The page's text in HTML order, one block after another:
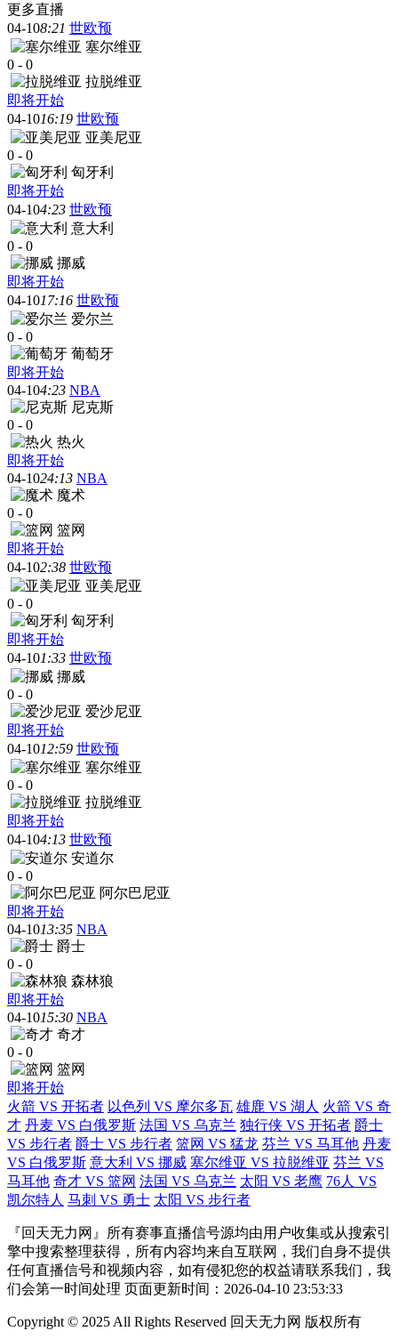
更多直播
04-108:21 世欧预
塞尔维亚
0 - 0
拉脱维亚
即将开始
04-1016:19 世欧预
亚美尼亚
0 - 0
匈牙利
即将开始
04-104:23 世欧预
意大利
0 - 0
挪威
即将开始
04-1017:16 世欧预
爱尔兰
0 - 0
葡萄牙
即将开始
04-104:23 NBA
尼克斯
0 - 0
热火
即将开始
04-1024:13 NBA
魔术
0 - 0
篮网
即将开始
04-102:38 世欧预
亚美尼亚
0 - 0
匈牙利
即将开始
04-101:33 世欧预
挪威
0 - 0
爱沙尼亚
即将开始
04-1012:59 世欧预
塞尔维亚
0 - 0
拉脱维亚
即将开始
04-104:13 世欧预
安道尔
0 - 0
阿尔巴尼亚
即将开始
04-1013:35 NBA
爵士
0 - 0
森林狼
即将开始
04-1015:30 NBA
奇才
0 - 0
篮网
即将开始
火箭 VS 开拓者 以色列 VS 摩尔多瓦 雄鹿 VS 湖人 火箭 VS 奇
才 丹麦 VS 白俄罗斯 法国 VS 乌克兰 独行侠 VS 开拓者 爵士
VS 步行者 爵士 VS 步行者 篮网 VS 猛龙 芬兰 VS 马耳他 丹麦
VS 白俄罗斯 意大利 VS 挪威 塞尔维亚 VS 拉脱维亚 芬兰 VS
马耳他 奇才 VS 篮网 法国 VS 乌克兰 太阳 VS 老鹰 76人 VS
凯尔特人 马刺 VS 勇士 太阳 VS 步行者
『回天无力网』所有赛事直播信号源均由用户收集或从搜索引
擎中搜索整理获得，所有内容均来自互联网，我们自身不提供
任何直播信号和视频内容，如有侵犯您的权益请联系我们，我
们会第一时间处理 页面更新时间：2026-04-10 23:53:33
Copyright © 2025 All Rights Reserved 回天无力网 版权所有